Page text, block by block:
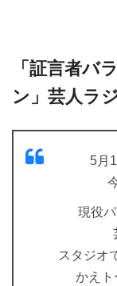
「証言者バ
ン」芸人ラ
5月
現役
スタジオ
かえト